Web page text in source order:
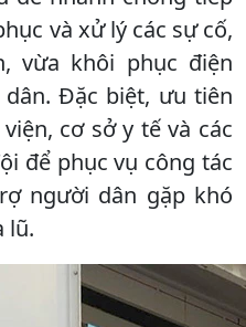
và xử lý các sự cố,
vừa khôi phục điện
Đặc biệt, ưu tiên
cơ sở y tế và các
để phục vụ công tác
người dân gặp khó
lũ.